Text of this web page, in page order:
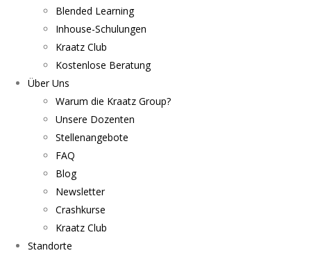
Blended Learning
Inhouse-Schulungen
Kraatz Club
Kostenlose Beratung
Über Uns
Warum die Kraatz Group?
Unsere Dozenten
Stellenangebote
FAQ
Blog
Newsletter
Crashkurse
Kraatz Club
Standorte